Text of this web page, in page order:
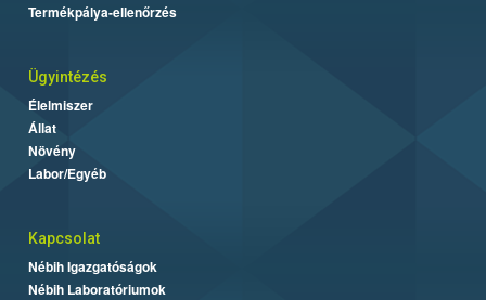
Termékpálya-ellenőrzés
Ügyintézés
Élelmiszer
Állat
Növény
Labor/Egyéb
Kapcsolat
Nébih Igazgatóságok
Nébih Laboratóriumok